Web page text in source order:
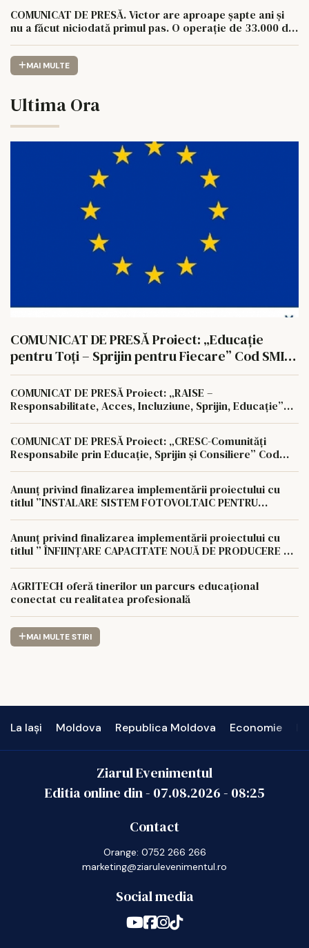
COMUNICAT DE PRESĂ. Victor are aproape șapte ani și
nu a făcut niciodată primul pas. O operație de 33.000 de
MAI MULTE
Ultima Ora
COMUNICAT DE PRESĂ Proiect: „Educație
pentru Toți – Sprijin pentru Fiecare” Cod SMIS:
351806
COMUNICAT DE PRESĂ Proiect: „RAISE –
Responsabilitate, Acces, Incluziune, Sprijin, Educație”
COMUNICAT DE PRESĂ Proiect: „CRESC-Comunități
Responsabile prin Educație, Sprijin și Consiliere” Cod
Anunț privind finalizarea implementării proiectului cu
titlul ”INSTALARE SISTEM FOTOVOLTAIC PENTRU
Anunț privind finalizarea implementării proiectului cu
titlul ” ÎNFIINȚARE CAPACITATE NOUĂ DE PRODUCERE A
AGRITECH oferă tinerilor un parcurs educațional
conectat cu realitatea profesională
MAI MULTE STIRI
La Iași Moldova Republica Moldova Economie
Ziarul Evenimentul
Editia online din - 07.08.2026- 08:25
Contact
Orange: 0752 266 266
marketing@ziarulevenimentul.ro
Social media